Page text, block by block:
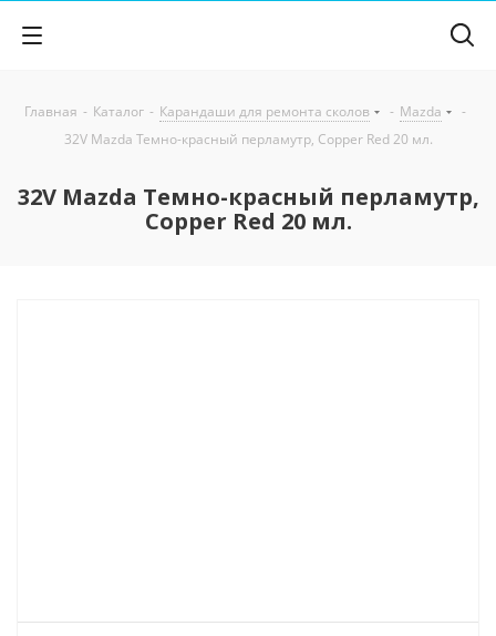
Главная - Каталог - Карандаши для ремонта сколов - Mazda
-
32V Mazda Темно-красный перламутр, Copper Red 20 мл.
32V Mazda Темно-красный перламутр,
Copper Red 20 мл.